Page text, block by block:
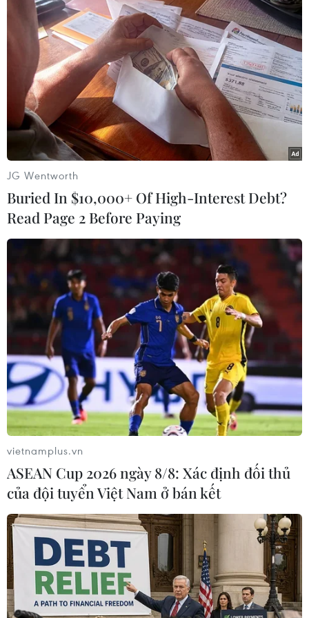
TIN LIÊN QUAN
Thả 3 cá thể rùa biển nguy cấp, quý hiếm
trong Sách Đỏ Việt Nam về biển
17/05/2026 10:08
Ba cá thể rùa biển nặng 1,5kg, chiều dài mai khoảng
25cm, rộng 20cm bị mắc lưới, trôi dạt trên biển, được
ngư dân Bùi Đình Thủy (xã Cửa Việt, Quảng Trị) phát
hiện trong quá trình khai thác thủy sản.
JG Wentworth
Buried In $10,000+ Of High-Interest Debt?
Read Page 2 Before Paying
vietnamplus.vn
ASEAN Cup 2026 ngày 8/8: Xác định đối thủ
của đội tuyển Việt Nam ở bán kết